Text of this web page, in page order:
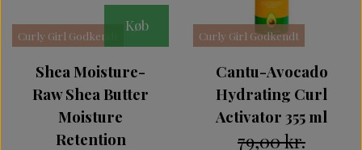
Curly Girl Godkendt
Køb
Shea Moisture-
Raw Shea Butter
Moisture
Retention
Curly Girl Godkendt
Cantu-Avocado
Hydrating Curl
Activator 355 ml
79,00 kr.